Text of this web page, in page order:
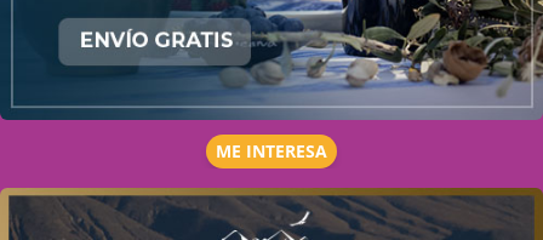
ME INTERESA